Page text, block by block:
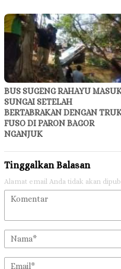
BUS SUGENG RAHAYU
SUNGAI SETELAH
BERTABRAKAN DENGAN
FUSO DI PARON BAGOR
NGANJUK
Tinggalkan Balasan
Alamat email Anda tidak akan